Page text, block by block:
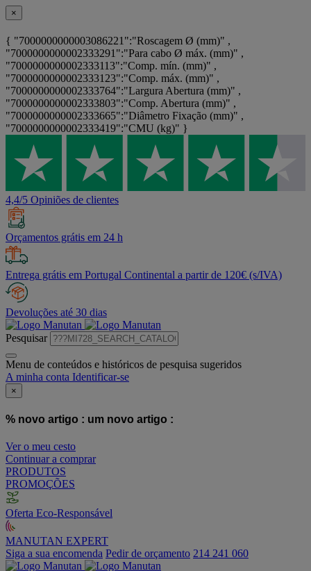
×
{ "7000000000003086221":"Roscagem Ø (mm)" ,
"7000000000002333291":"Para cabo Ø máx. (mm)" ,
"7000000000002333113":"Comp. mín. (mm)" ,
"7000000000002333123":"Comp. máx. (mm)" ,
"7000000000002333764":"Largura Abertura (mm)" ,
"7000000000002333803":"Comp. Abertura (mm)" ,
"7000000000002333665":"Diâmetro Fixação (mm)" ,
"7000000000002333419":"CMU (kg)" }
4,4/5 Opiniões de clientes
Orçamentos grátis em 24 h
Entrega grátis em Portugal Continental a partir de 120€ (s/IVA)
Devoluções até 30 dias
Pesquisar
Menu de conteúdos e históricos de pesquisa sugeridos
A minha conta Identificar-se
×
% novo artigo : um novo artigo :
Ver o meu cesto
Continuar a comprar
PRODUTOS
PROMOÇÕES
Oferta Eco-Responsável
MANUTAN EXPERT
Siga a sua encomenda Pedir de orçamento 214 241 060